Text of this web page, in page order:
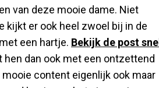
van deze mooie dame. Niet
kijkt er ook heel zwoel bij in de
een hartje. Bekijk de post snel
dan ook met een ontzettend
content eigenlijk ook maar